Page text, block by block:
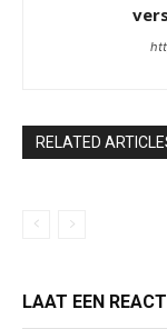
RELATED
LAAT EEN